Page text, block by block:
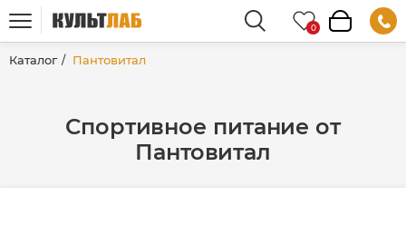
Каталог Пантовитал
Спортивное питание от
Пантовитал